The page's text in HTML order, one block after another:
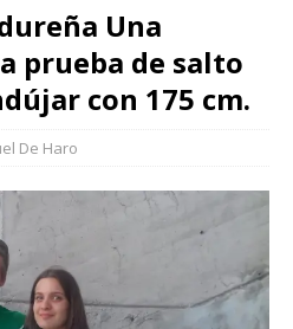
Una
prueba de salto
con 175 cm.
De Haro